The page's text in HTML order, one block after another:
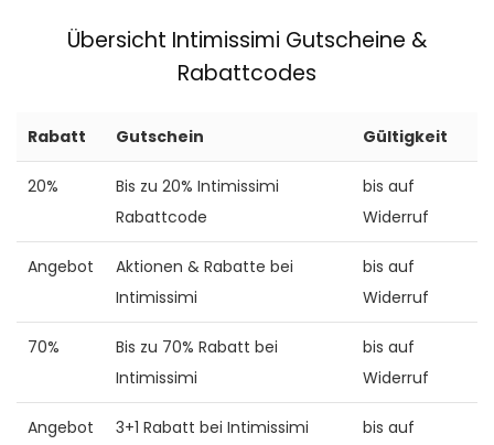
Übersicht Intimissimi Gutscheine &
Rabattcodes
Rabatt Gutschein Gültigkeit
20%
Bis zu 20% Intimissimi
Rabattcode
bis auf
Widerruf
Angebot
Aktionen & Rabatte bei
Intimissimi
bis auf
Widerruf
70%
Bis zu 70% Rabatt bei
Intimissimi
bis auf
Widerruf
Angebot 3+1 Rabatt bei Intimissimi
bis auf